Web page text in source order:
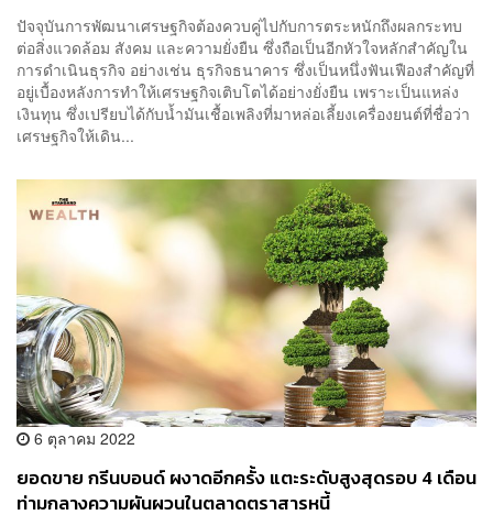
ปัจจุบันการพัฒนาเศรษฐกิจต้องควบคู่ไปกับการตระหนักถึงผลกระทบ
ต่อสิ่งแวดล้อม สังคม และความยั่งยืน ซึ่งถือเป็นอีกหัวใจหลักสำคัญใน
การดำเนินธุรกิจ อย่างเช่น ธุรกิจธนาคาร ซึ่งเป็นหนึ่งฟันเฟืองสำคัญที่
อยู่เบื้องหลังการทำให้เศรษฐกิจเติบโตได้อย่างยั่งยืน เพราะเป็นแหล่ง
เงินทุน ซึ่งเปรียบได้กับน้ำมันเชื้อเพลิงที่มาหล่อเลี้ยงเครื่องยนต์ที่ชื่อว่า
เศรษฐกิจให้เดิน...
6 ตุลาคม 2022
ยอดขาย กรีนบอนด์ ผงาดอีกครั้ง แตะระดับสูงสุดรอบ 4 เดือน
ท่ามกลางความผันผวนในตลาดตราสารหนี้